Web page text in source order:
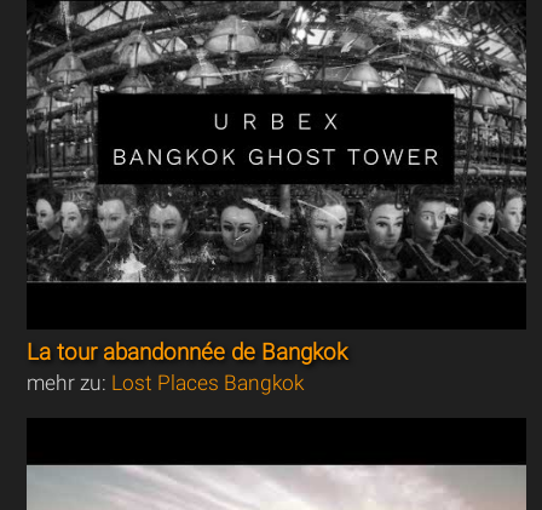
La tour abandonnée de Bangkok
mehr zu: Lost Places Bangkok